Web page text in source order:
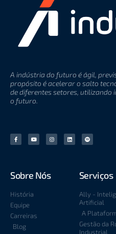
A indústria do futuro é ágil,
propósito é acelerar o salto
dediferentes setores, utilizando
o futuro.
Sobre Nós
História
Equipe
Carreiras
Blog
Serviços
Ally -
Artificial
A
Gestão da
Industrial